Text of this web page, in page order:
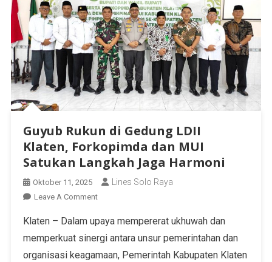
Guyub Rukun di Gedung LDII
Klaten, Forkopimda dan MUI
Satukan Langkah Jaga Harmoni
Oktober 11, 2025 Lines Solo Raya
Leave A Comment
Klaten – Dalam upaya mempererat ukhuwah dan
memperkuat sinergi antara unsur pemerintahan dan
organisasi keagamaan, Pemerintah Kabupaten Klaten